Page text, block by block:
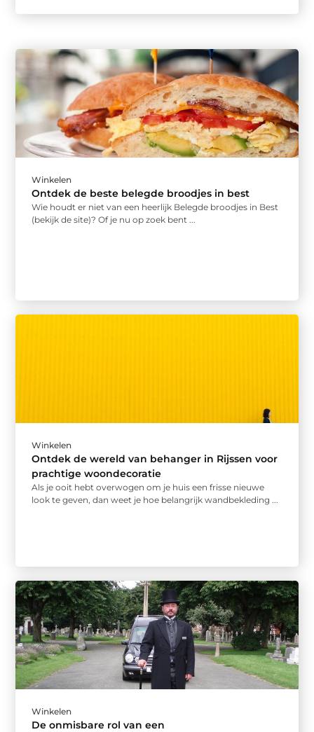
Winkelen
Ontdek de beste belegde broodjes in best
Wie houdt er niet van een heerlijk Belegde broodjes in Best
(bekijk de site)? Of je nu op zoek bent ...
Winkelen
Ontdek de wereld van behanger in Rijssen voor
prachtige woondecoratie
Als je ooit hebt overwogen om je huis een frisse nieuwe
look te geven, dan weet je hoe belangrijk wandbekleding ...
Winkelen
De onmisbare rol van een